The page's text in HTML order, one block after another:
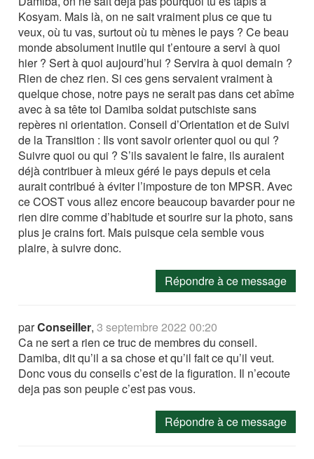
Kosyam. Mais là, on ne sait vraiment plus ce que tu
veux, où tu vas, surtout où tu mènes le pays ? Ce beau
monde absolument inutile qui t’entoure a servi à quoi
hier ? Sert à quoi aujourd’hui ? Servira à quoi demain ?
Rien de chez rien. Si ces gens servaient vraiment à
quelque chose, notre pays ne serait pas dans cet abîme
avec à sa tête toi Damiba soldat putschiste sans
repères ni orientation. Conseil d’Orientation et de Suivi
de la Transition : Ils vont savoir orienter quoi ou qui ?
Suivre quoi ou qui ? S’ils savaient le faire, ils auraient
déjà contribuer à mieux géré le pays depuis et cela
aurait contribué à éviter l’imposture de ton MPSR. Avec
ce COST vous allez encore beaucoup bavarder pour ne
rien dire comme d’habitude et sourire sur la photo, sans
plus je crains fort. Mais puisque cela semble vous
plaire, à suivre donc.
Répondre à ce message
parConseiller,3 septembre 2022 00:20
Ca ne sert a rien ce truc de membres du conseil.
Damiba, dit qu’il a sa chose et qu’il fait ce qu’il veut.
Donc vous du conseils c’est de la figuration. Il n’ecoute
deja pas son peuple c’est pas vous.
Répondre à ce message